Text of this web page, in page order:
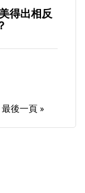
得出相反
最後一頁 »